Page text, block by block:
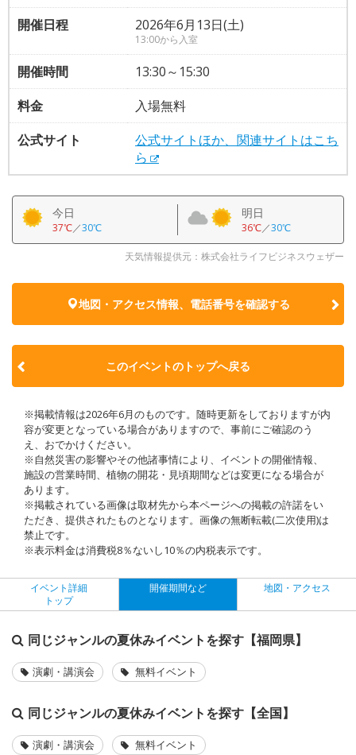
開催日程
2026年6月13日(土)
13:00から入室
開催時間
13:30～15:30
料金
入場無料
公式サイト
公式サイトほか、関連サイトはこち
ら
今日
37℃／30℃
明日
36℃／30℃
天気情報提供元：株式会社ライフビジネスウェザー
地図・アクセス情報、電話番号を確認する
このイベントのトップへ戻る
※掲載情報は2026年6月のものです。随時更新をしておりますが内
容が変更となっている場合がありますので、事前にご確認のう
え、おでかけください。
※自然災害の影響やその他諸事情により、イベントの開催情報、
施設の営業時間、植物の開花・見頃期間などは変更になる場合が
あります。
※掲載されている画像は取材先から本ページへの掲載の許諾をい
ただき、提供されたものとなります。画像の無断転載(二次使用)は
禁止です。
※表示料金は消費税8％ないし10％の内税表示です。
イベント詳細
トップ
開催期間など 地図・アクセス
同じジャンルの夏休みイベントを探す【福岡県】
演劇・講演会 無料イベント
同じジャンルの夏休みイベントを探す【全国】
演劇・講演会 無料イベント